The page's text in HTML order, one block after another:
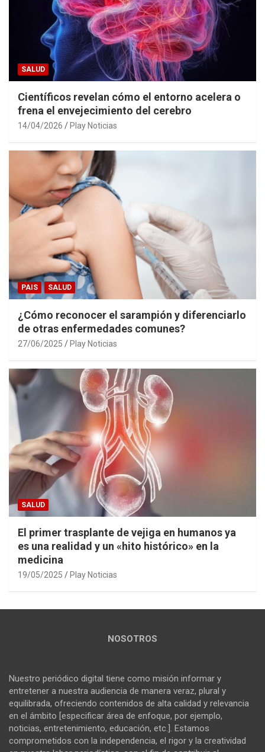
SALUD
Científicos revelan cómo el entorno acelera o
frena el envejecimiento del cerebro
14/04/2026 Play Noticias
PAIS SALUD
¿Cómo reconocer el sarampión y diferenciarlo
de otras enfermedades comunes?
27/06/2025 Play Noticias
SALUD
El primer trasplante de vejiga en humanos ya
es una realidad y un «hito histórico» en la
medicina
19/05/2025 Play Noticias
NOSOTROS
Nuestro periódico digital tiene como misión informar y
entretener a nuestra audiencia de manera veraz, plural y
equilibrada, ofreciendo contenidos de alta calidad y relevancia
en el ámbito [especificar área de enfoque, por ejemplo,
noticias, entretenimiento, educación, etc.]. Estamos
comprometidos con la independencia, el rigor y la creatividad